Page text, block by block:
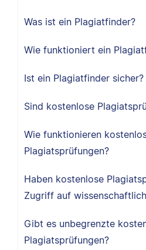
Was ist ein Plagiatfinder?
Wie funktioniert ein
Ist ein Plagiatfinder sicher?
Sind kostenlose
Wie funktionieren
Plagiatsprüfungen?
Haben kostenlose
Zugriff auf
Gibt es unbegrenzte
Plagiatsprüfungen?